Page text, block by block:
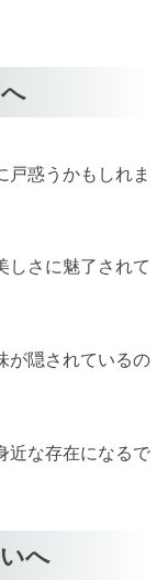
戸惑うかもしれま
しさに魅了されて
が隠されているの
近な存在になるで
へ